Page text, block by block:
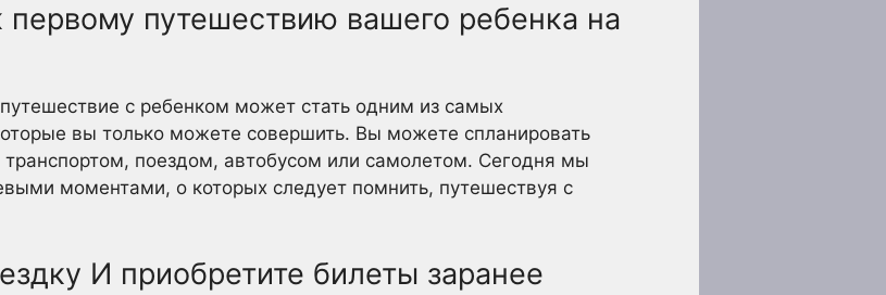
первому путешествию вашего ребенка на
с ребенком может стать одним из самых
вы только можете совершить. Вы можете спланировать
поездом, автобусом или самолетом. Сегодня мы
моментами, о которых следует помнить, путешествуя с
И приобретите билеты заранее